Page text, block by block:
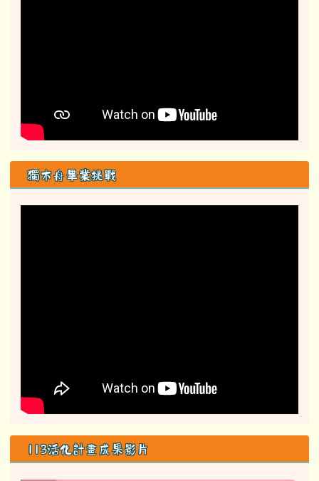
獨木舟畢業挑戰
113活化計畫成果影片